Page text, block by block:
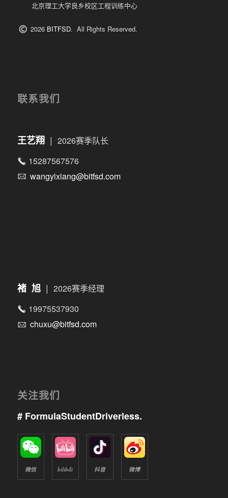
北京理工大学良乡校区工程训练中心
2026 BITFSD. All Rights Reserved.
联系我们
王艺翔| 2026赛季队长
15287567576
wangyixiang@bitfsd.com
褚 旭| 2026赛季经理
19975537930
chuxu@bitfsd.com
关注我们
# FormulaStudentDriverless.
微信 bilibili 抖音 微博